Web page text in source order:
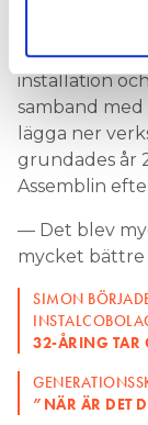
Jonsson
installation
samband
lägga ner
grundades år
Assemblin
— Det blev
mycket bättre
SIMON
32-ÅRING TAR
”NÄR ÄR DET